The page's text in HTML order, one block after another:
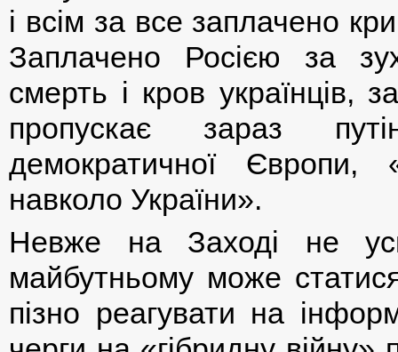
і всім за все заплачено
Заплачено Росією за
смерть і кров українців,
пропускає зараз
демократичної Європи,
навколо України».
Невже на Заході не
майбутньому може
пізно реагувати на